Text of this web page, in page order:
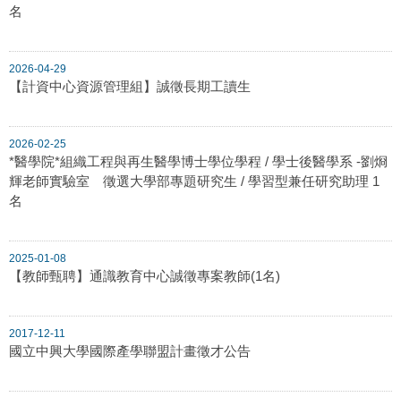
名
2026-04-29
【計資中心資源管理組】誠徵長期工讀生
2026-02-25
*醫學院*組織工程與再生醫學博士學位學程 / 學士後醫學系 -劉烱
輝老師實驗室 徵選大學部專題研究生 / 學習型兼任研究助理 1
名
2025-01-08
【教師甄聘】通識教育中心誠徵專案教師(1名)
2017-12-11
國立中興大學國際產學聯盟計畫徵才公告